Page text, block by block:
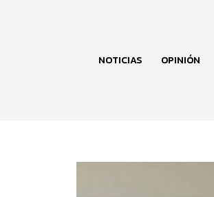
NOTICIAS OPINIÓN